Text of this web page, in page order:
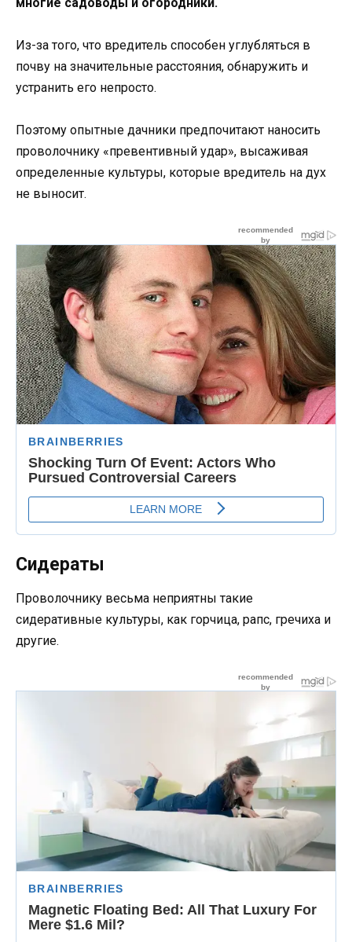
Из-за того, что вредитель способен углубляться в
почву на значительные расстояния, обнаружить и
устранить его непросто.
Поэтому опытные дачники предпочитают наносить
проволочнику «превентивный удар», высаживая
определенные культуры, которые вредитель на дух
не выносит.
Сидераты
Проволочнику весьма неприятны такие
сидеративные культуры, как горчица, рапс, гречиха и
другие.